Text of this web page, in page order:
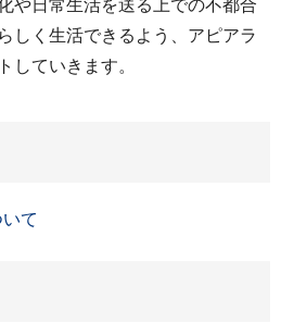
や日常生活を送る上での不都合
しく生活できるよう、アピアラ
していきます。
て